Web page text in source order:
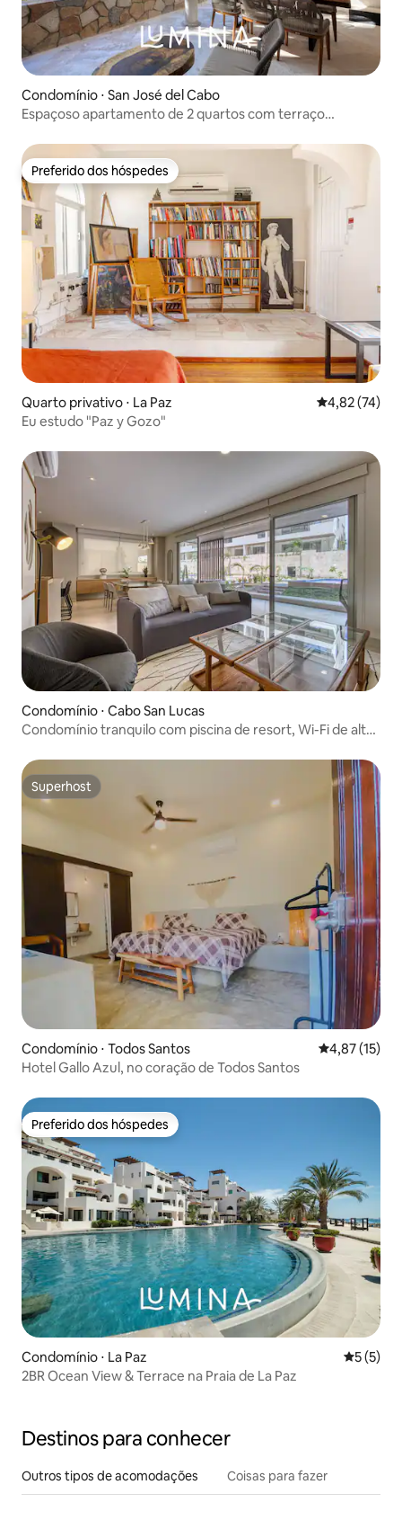
Condomínio ⋅ San José del Cabo
Espaçoso apartamento de 2 quartos com terraço
Preferido dos hóspedes
Preferido dos hóspedes
Quarto privativo ⋅ La Paz 4,82 de uma
4,82 (74)
Eu estudo "Paz y Gozo"
Condomínio ⋅ Cabo San Lucas
Condomínio tranquilo com piscina de resort, Wi-Fi de alta
Superhost
Superhost
Condomínio ⋅ Todos Santos 4,87 de uma
4,87 (15)
Hotel Gallo Azul, no coração de Todos Santos
Preferido dos hóspedes
Preferido dos hóspedes
Condomínio ⋅ La Paz 5 de
5 (5)
2BR Ocean View & Terrace na Praia de La Paz
Destinos para conhecer
Outros tipos de acomodações Coisas para fazer